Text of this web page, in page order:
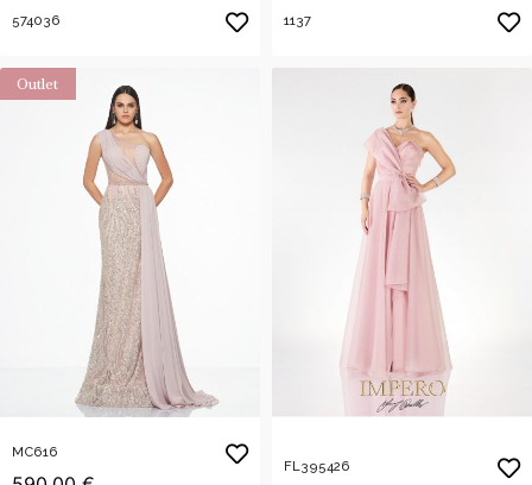
574036 1137
Outlet
MC616
FL395426